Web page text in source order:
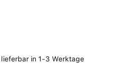
in 1-3 Werktage